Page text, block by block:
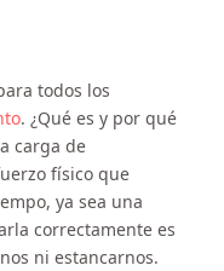
todos los
. ¿Qué es y por qué
carga de
físico que
ya sea una
correctamente es
ni estancarnos.